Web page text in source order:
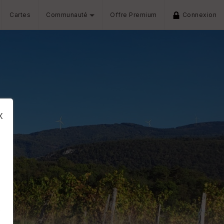
Cartes Communauté Offre Premium Connexion